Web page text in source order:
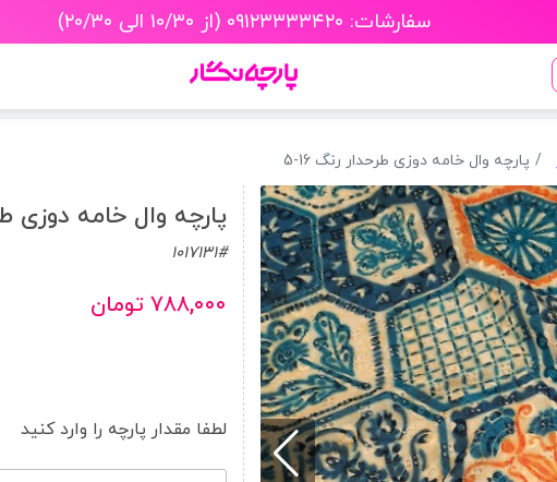
سفارشات: ۰۹۱۲۳۳۳۳۴۲۰ (از ۱۰/۳۰ الی ۲۰/۳۰)
پارچه وال خامه دوزی طرحدار رنگ 16-5
پارچه وال خامه دوزی
1017131#
۷۸۸,۰۰۰ تومان
لطفا مقدار پارچه را وارد کنید